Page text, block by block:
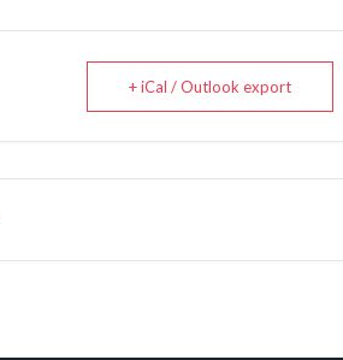
+ iCal / Outlook export